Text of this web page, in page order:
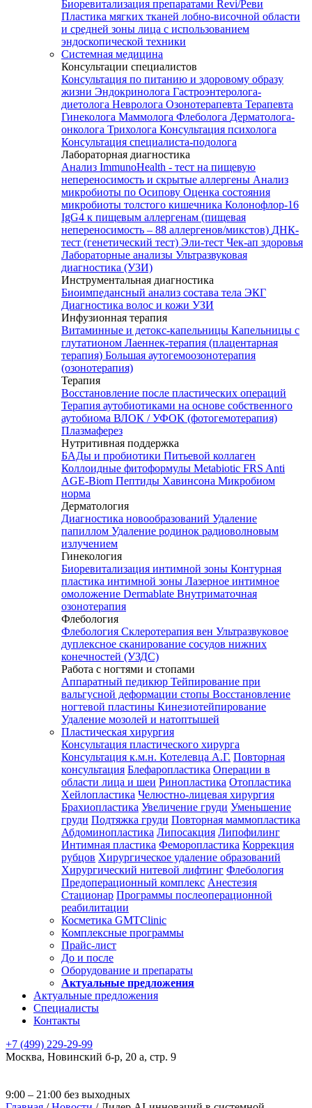
Биоревитализация препаратами Revi/Реви
Пластика мягких тканей лобно-височной области
и средней зоны лица с использованием
эндоскопической техники
Системная медицина
Консультации специалистов
Консультация по питанию и здоровому образу
жизни Эндокринолога Гастроэнтеролога-
диетолога Невролога Озонотерапевта Терапевта
Гинеколога Маммолога Флеболога Дерматолога-
онколога Трихолога Консультация психолога
Консультация специалиста-подолога
Лабораторная диагностика
Анализ ImmunoHealth - тест на пищевую
непереносимость и скрытые аллергены Анализ
микробиоты по Осипову Оценка состояния
микробиоты толстого кишечника Колонофлор-16
IgG4 к пищевым аллергенам (пищевая
непереносимость – 88 аллергенов/микстов) ДНК-
тест (генетический тест) Эли-тест Чек-ап здоровья
Лабораторные анализы Ультразвуковая
диагностика (УЗИ)
Инструментальная диагностика
Биоимпедансный анализ состава тела ЭКГ
Диагностика волос и кожи УЗИ
Инфузионная терапия
Витаминные и детокс-капельницы Капельницы с
глутатионом Лаеннек-терапия (плацентарная
терапия) Большая аутогемоозонотерапия
(озонотерапия)
Терапия
Восстановление после пластических операций
Терапия аутобиотиками на основе собственного
аутобиома ВЛОК / УФОК (фотогемотерапия)
Плазмаферез
Нутритивная поддержка
БАДы и пробиотики Питьевой коллаген
Коллоидные фитоформулы Metabiotic FRS Anti
AGE-Biom Пептиды Хавинсона Микробиом
норма
Дерматология
Диагностика новообразований Удаление
папиллом Удаление родинок радиоволновым
излучением
Гинекология
Биоревитализация интимной зоны Контурная
пластика интимной зоны Лазерное интимное
омоложение Dermablate Внутриматочная
озонотерапия
Флебология
Флебология Склеротерапия вен Ультразвуковое
дуплексное сканирование сосудов нижних
конечностей (УЗДС)
Работа с ногтями и стопами
Аппаратный педикюр Тейпирование при
вальгусной деформации стопы Восстановление
ногтевой пластины Кинезиотейпирование
Удаление мозолей и натоптышей
Пластическая хирургия
Консультация пластического хирурга
Консультация к.м.н. Котелевца А.Г. Повторная
консультация Блефаропластика Операции в
области лица и шеи Ринопластика Отопластика
Хейлопластика Челюстно-лицевая хирургия
Брахиопластика Увеличение груди Уменьшение
груди Подтяжка груди Повторная маммопластика
Абдоминопластика Липосакция Липофилинг
Интимная пластика Феморопластика Коррекция
рубцов Хирургическое удаление образований
Хирургический нитевой лифтинг Флебология
Предоперационный комплекс Анестезия
Стационар Программы послеоперационной
реабилитации
Косметика GMTClinic
Комплексные программы
Прайс-лист
До и после
Оборудование и препараты
Актуальные предложения
Актуальные предложения
Специалисты
Контакты
+7 (499) 229-29-99
Москва, Новинский б-р, 20 а, стр. 9
9:00 – 21:00 без выходных